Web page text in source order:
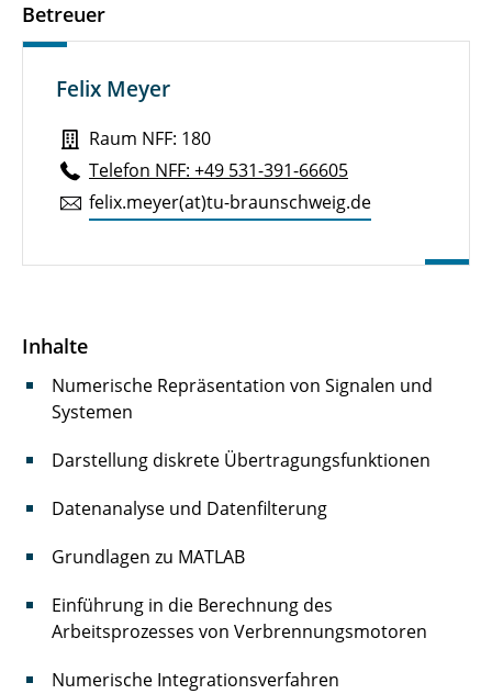
Rennfahrzeuge
Vehicle Design
Werkstoffe im Automobilbau (Teilmodul)
↩ Zurück zur Hauptseite
Betreuer
Felix Meyer
Raum NFF: 180
Telefon NFF: +49 531-391-66605
felix.​meyer(at)tu-braun­schweig.de
Inhalte
Numerische Repräsentation von Signalen und
Systemen
Darstellung diskrete Übertragungsfunktionen
Datenanalyse und Datenfilterung
Grundlagen zu MATLAB
Einführung in die Berechnung des
Arbeitsprozesses von Verbrennungsmotoren
Numerische Integrationsverfahren